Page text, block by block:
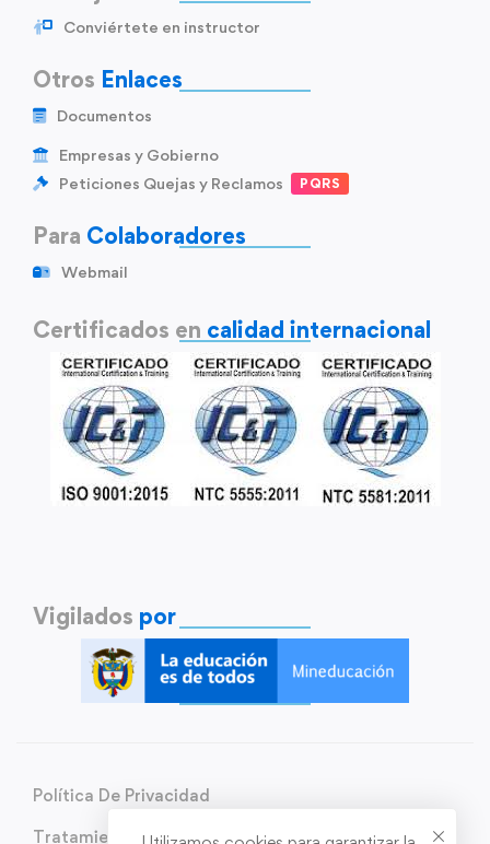
Conviértete en instructor
Otros Enlaces
Documentos
Empresas y Gobierno
Peticiones Quejas y Reclamos
PQRS
Para Colaboradores
Webmail
Certificados en calidad internacional
Vigilados por
Política De Privacidad
Tratamiento de Datos Personales